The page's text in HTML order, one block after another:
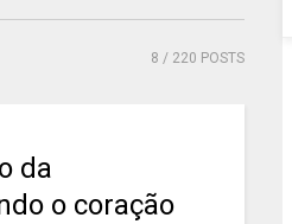
8 / 220 POSTS
da
o coração